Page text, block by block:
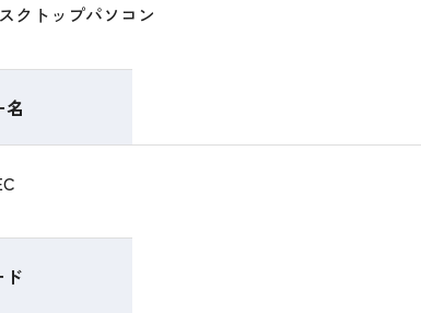
クトップパソコン
名
ド